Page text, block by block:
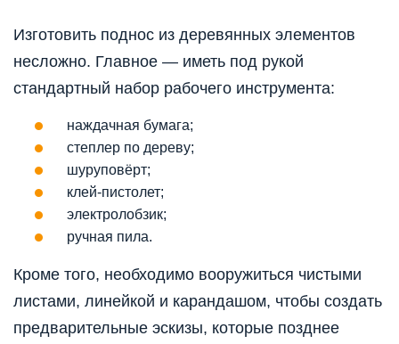
Изготовить поднос из деревянных элементов
несложно. Главное — иметь под рукой
стандартный набор рабочего инструмента:
наждачная бумага;
степлер по дереву;
шуруповёрт;
клей-пистолет;
электролобзик;
ручная пила.
Кроме того, необходимо вооружиться чистыми
листами, линейкой и карандашом, чтобы создать
предварительные эскизы, которые позднее